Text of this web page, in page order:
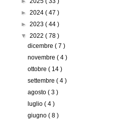
► 2024 ( 47 )
► 2023 ( 44 )
▼ 2022 ( 78 )
dicembre( 7 )
novembre( 4 )
ottobre( 14 )
settembre( 4 )
agosto( 3 )
luglio( 4 )
giugno( 8 )